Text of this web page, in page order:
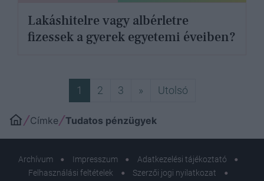
Lakáshitelre vagy albérletre
fizessek a gyerek egyetemi éveiben?
1 2 3 »Következő
UtolsóUtolsó
Címke Tudatos pénzügyek
Archívum Impresszum
Adatkezelési tájékoztató
Felhasználási feltételek
Szerzői jogi nyilatkozat